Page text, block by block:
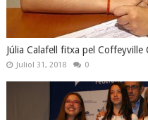
Júlia Calafell fitxa pel Coffeyville
Juliol 31, 2018 0